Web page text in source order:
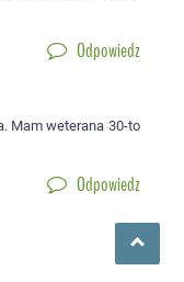
Odpowiedz
Mam weterana 30-to
Odpowiedz